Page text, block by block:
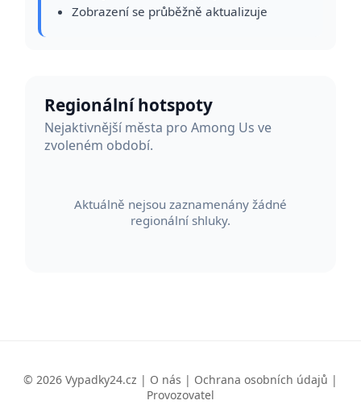
Zobrazení se průběžně aktualizuje
Regionální hotspoty
Nejaktivnější města pro Among Us ve
zvoleném období.
Aktuálně nejsou zaznamenány žádné
regionální shluky.
© 2026 Vypadky24.cz | O nás | Ochrana osobních údajů |
Provozovatel